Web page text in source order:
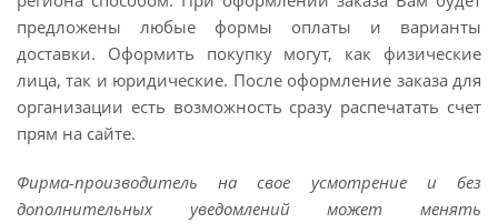
предложены любые формы оплаты и варианты
доставки. Оформить покупку могут, как физические
лица, так и юридические. После оформление заказа для
организации есть возможность сразу распечатать счет
прям на сайте.
Фирма-производитель на свое усмотрение и без
дополнительных уведомлений может менять